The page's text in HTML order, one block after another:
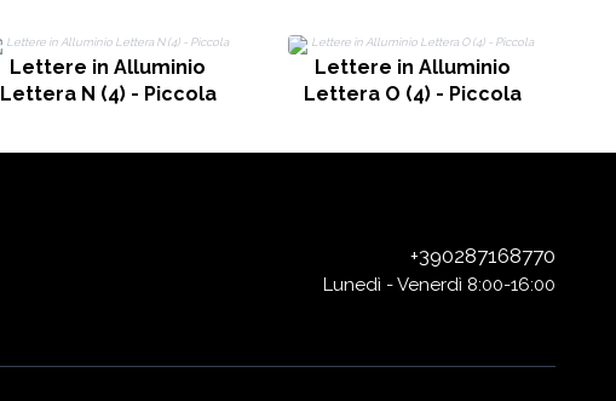
Lettere in Alluminio
Lettera N (4) - Piccola
Lettere in Alluminio
Lettera O (4) - Piccola
+390287168770
Lunedì - Venerdì 8:00-16:00